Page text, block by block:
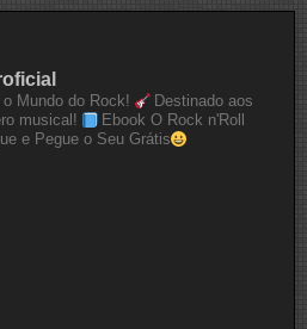
Mundo do Rock!
Destinado aos
musical!
Ebook O Rock n'Roll
e Pegue o Seu Grátis